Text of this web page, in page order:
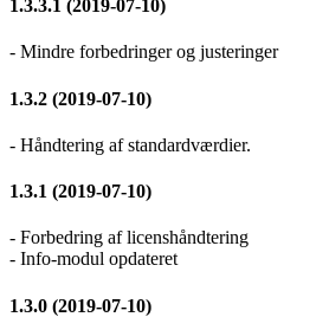
1.3.3.1 (2019-07-10)
- Mindre forbedringer og justeringer
1.3.2 (2019-07-10)
- Håndtering af standardværdier.
1.3.1 (2019-07-10)
- Forbedring af licenshåndtering
- Info-modul opdateret
1.3.0 (2019-07-10)